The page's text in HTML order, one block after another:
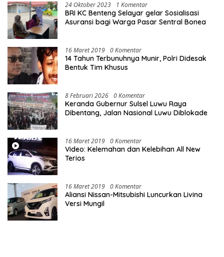
24 Oktober 2023 1 Komentar
BRI KC Benteng Selayar gelar Sosialisasi
Asuransi bagi Warga Pasar Sentral Bonea
16 Maret 2019 0 Komentar
14 Tahun Terbunuhnya Munir, Polri Didesak
Bentuk Tim Khusus
8 Februari 2026 0 Komentar
Keranda Gubernur Sulsel Luwu Raya
Dibentang, Jalan Nasional Luwu Diblokade
16 Maret 2019 0 Komentar
Video: Kelemahan dan Kelebihan All New
Terios
16 Maret 2019 0 Komentar
Aliansi Nissan-Mitsubishi Luncurkan Livina
Versi Mungil